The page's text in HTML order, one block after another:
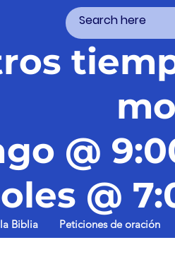
@
@
Biblia Peticiones de oración